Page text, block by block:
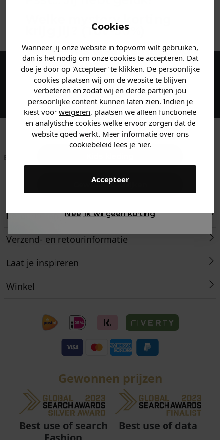
Cookies
Wanneer jij onze website in topvorm wilt gebruiken,
dan is het nodig om onze cookies te accepteren. Dat
doe je door op 'Accepteer' te klikken. De persoonlijke
cookies plaatsen wij om de website te blijven
verbeteren en zodat wij en derde partijen jou
persoonlijke content kunnen laten zien. Indien je
kiest voor weigeren, plaatsen we alleen functionele
en analytische cookies welke ervoor zorgen dat de
website goed werkt. Meer informatie over ons
cookiebeleid lees je hier.
Accepteer
ANDERE BESTELDEN OOK
Maak een account aan en ontvang 5%
korting op je eerste bestelling!
Betaal achteraf met
Klarna
is morgen in huis!*
ons met een 9,6!
Klantenservice
Retourneren
Verzend- en retourinformatie
Laat je inspireren
Winkel
Gewonnen prijzen
Best use of search
Fashion
Best use of data
Welke mystery
krijg jij? (Tot-30%
Vertel ons waar je naar op
zoek bent. 👇
Heren kleding
Dames kleding
Gewoon rondkijken
Nee, ik wil geen korting